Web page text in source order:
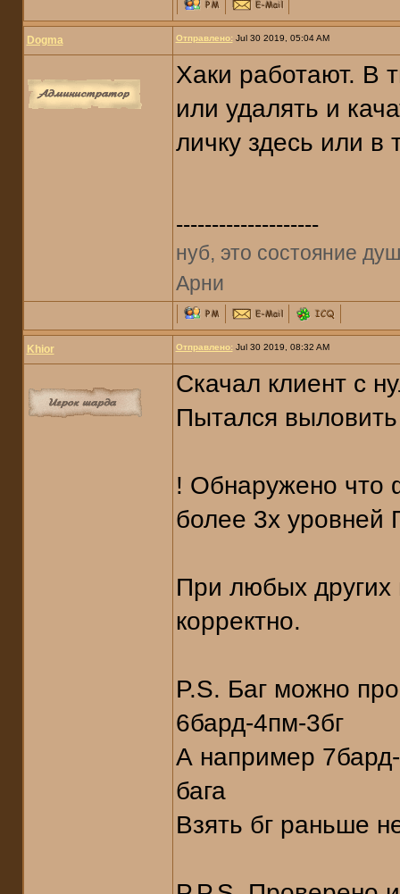
Dogma Отправлено:Jul 30 2019, 05:04 AM
Хаки работают. В
или удалять и
личку здесь или в
--------------------
нуб, это состояние
Арни
Khior Отправлено:Jul 30 2019, 08:32 AM
Скачал клиент с
Пытался выловить
! Обнаружено что
более 3х уровней
При любых других
корректно.
P.S. Баг можно
6бард-4пм-3бг
А например 7бард-
бага
Взять бг раньше